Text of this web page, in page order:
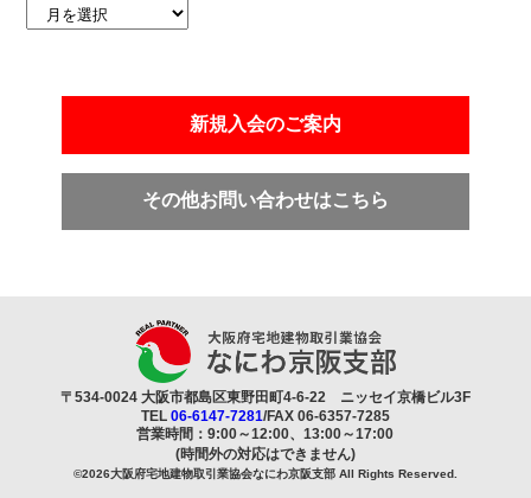
新規入会のご案内
その他お問い合わせはこちら
〒534-0024 大阪市都島区東野田町4-6-22 ニッセイ京橋ビル3F
TEL 06-6147-7281/FAX 06-6357-7285
営業時間：9:00～12:00、13:00～17:00
(時間外の対応はできません)
©2026大阪府宅地建物取引業協会なにわ京阪支部 All Rights Reserved.